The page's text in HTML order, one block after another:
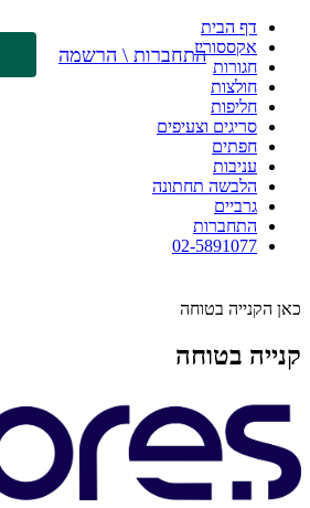
דף הבית
אקססוריז
חגורות
חולצות
חליפות
סריגים וצעיפים
חפתים
עניבות
הלבשה תחתונה
גרביים
התחברות
02-5891077
כאן הקנייה בטוחה
קנייה בטוחה
התחברות \ הרשמה